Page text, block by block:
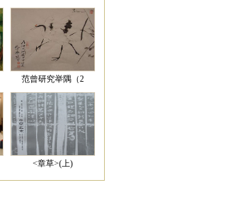
范曾研究举隅（2
<章草>(上)